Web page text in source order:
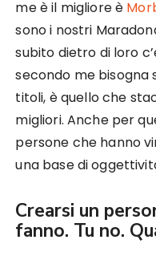
me è il migliore è
sono i nostri
subito dietro di loro
secondo me bisogna
titoli, è quello che
migliori. Anche per
persone che hanno
una base di
Crearsi un
fanno. Tu no.